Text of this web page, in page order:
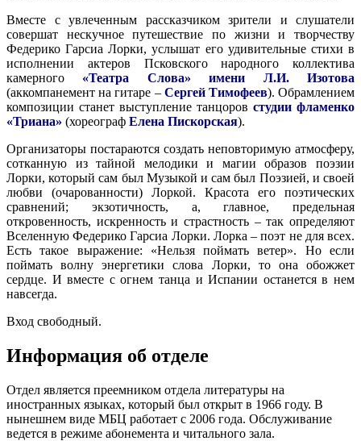
Вместе с увлеченным рассказчиком зрители и слушатели
совершат нескучное путешествие по жизни и творчеству
Федерико Гарсиа Лорки, услышат его удивительные стихи в
исполнении актеров Псковского народного коллектива
камерного «Театра Слова» имени Л.И. Изотова
(аккомпанемент на гитаре – Сергей Тимофеев). Обрамлением
композиции станет выступление танцоров студии фламенко
«Триана» (хореограф Елена Пискорская).
Организаторы постараются создать неповторимую атмосферу,
сотканную из тайной мелодики и магии образов поэзии
Лорки, который сам был Музыкой и сам был Поэзией, и своей
любви (очарованности) Лоркой. Красота его поэтических
сравнений; экзотичность, а, главное, предельная
откровенность, искренность и страстность – так определяют
Вселенную Федерико Гарсиа Лорки. Лорка – поэт не для всех.
Есть такое выражение: «Нельзя поймать ветер». Но если
поймать волну энергетики слова Лорки, то она обожжет
сердце. И вместе с огнем танца и Испании останется в нем
навсегда.
Вход свободный.
Информация об отделе
Отдел является преемником отдела литературы на
иностранных языках, который был открыт в 1966 году. В
нынешнем виде МБЦ работает с 2006 года. Обслуживание
ведется в режиме абонемента и читального зала.